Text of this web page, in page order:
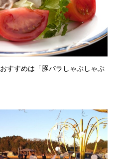
すすめは「豚バラしゃぶしゃぶ